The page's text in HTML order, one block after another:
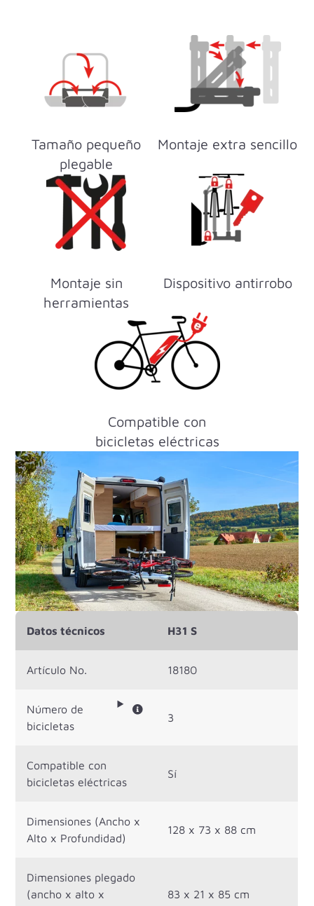
Tamaño pequeño
plegable
Montaje extra sencillo
Montaje sin
herramientas
Dispositivo antirrobo
Compatible con
bicicletas eléctricas
Datos técnicos H31 S
Artículo No. 18180
Número de
bicicletas
3
Compatible con
bicicletas eléctricas
Sí
Dimensiones (Ancho x
Alto x Profundidad)
128 x 73 x 88 cm
Dimensiones plegado
(ancho x alto x
83 x 21 x 85 cm